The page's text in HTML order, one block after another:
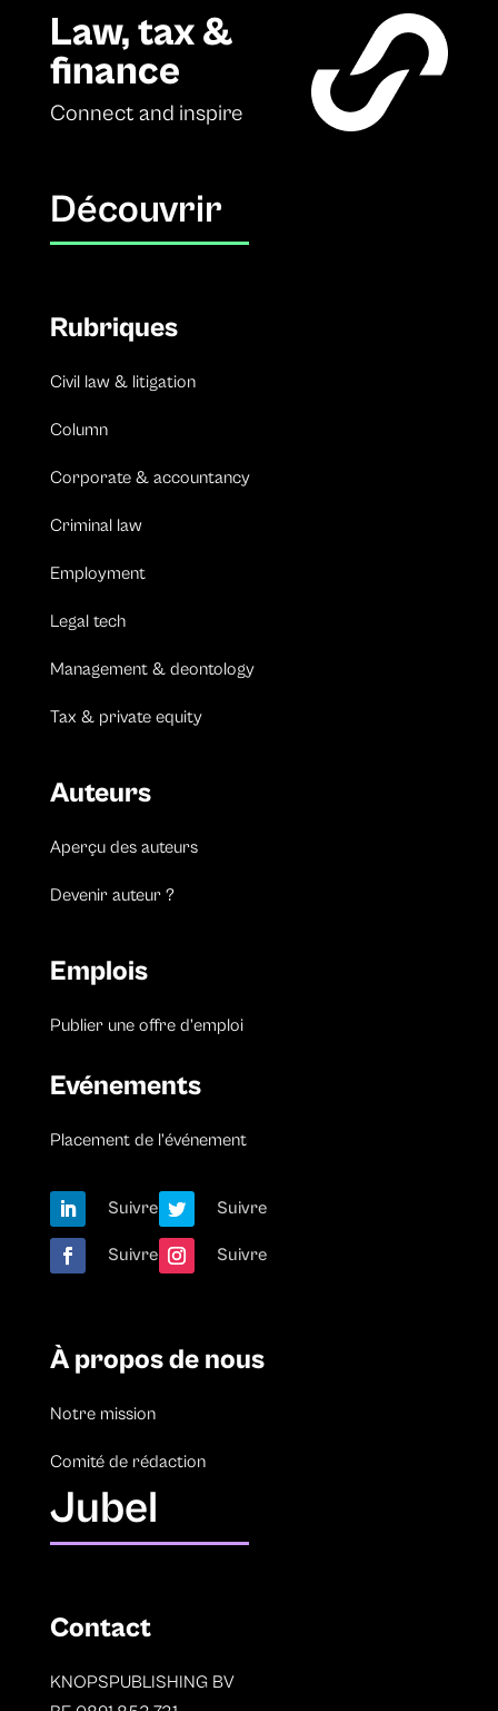
Law, tax &
finance
Connect and inspire
Découvrir
Rubriques
Civil law & litigation
Column
Corporate & accountancy
Criminal law
Employment
Legal tech
Management & deontology
Tax & private equity
Auteurs
Aperçu des auteurs
Devenir auteur ?
Emplois
Publier une offre d’emploi
Evénements
Placement de l’événement
Suivre Suivre
Suivre Suivre
À propos de nous
Notre mission
Comité de rédaction
Jubel
Contact
KNOPSPUBLISHING BV